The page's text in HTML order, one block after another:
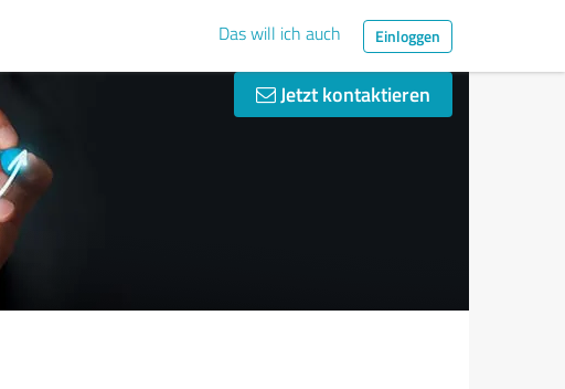
Das will ich auch Einloggen
Jetzt kontaktieren